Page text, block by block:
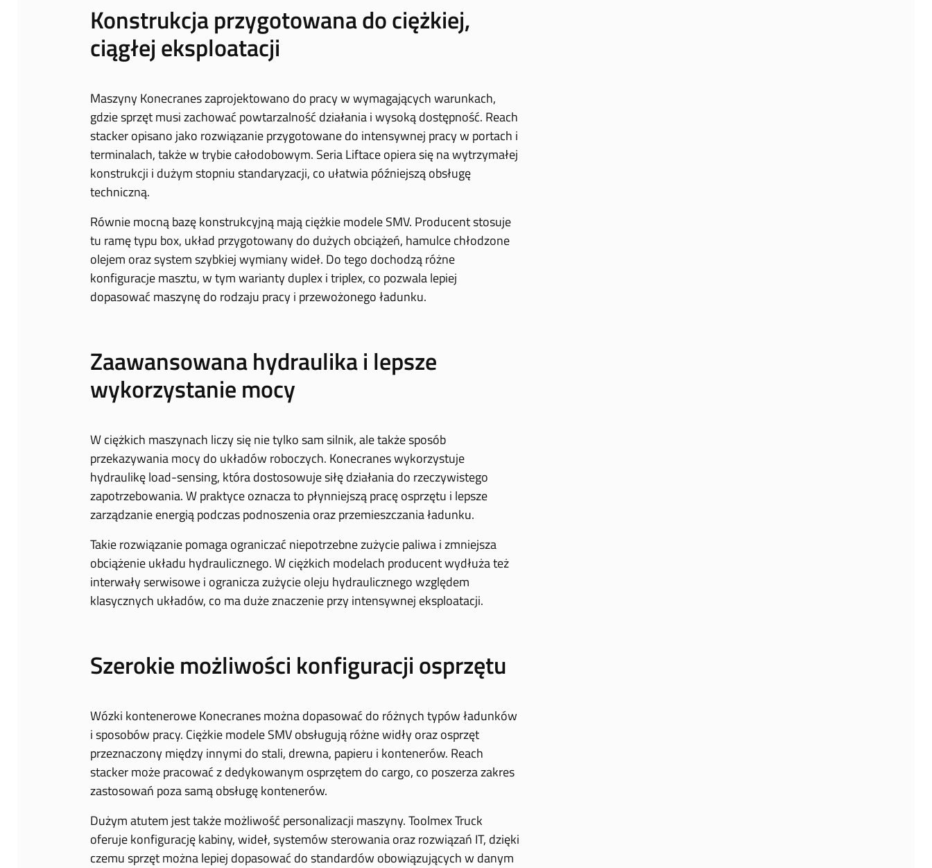
Konstrukcja przygotowana do ciężkiej,
ciągłej eksploatacji
Maszyny Konecranes zaprojektowano do pracy w wymagających warunkach,
gdzie sprzęt musi zachować powtarzalność działania i wysoką dostępność. Reach
stacker opisano jako rozwiązanie przygotowane do intensywnej pracy w portach i
terminalach, także w trybie całodobowym. Seria Liftace opiera się na wytrzymałej
konstrukcji i dużym stopniu standaryzacji, co ułatwia późniejszą obsługę
techniczną.
Równie mocną bazę konstrukcyjną mają ciężkie modele SMV. Producent stosuje
tu ramę typu box, układ przygotowany do dużych obciążeń, hamulce chłodzone
olejem oraz system szybkiej wymiany wideł. Do tego dochodzą różne
konfiguracje masztu, w tym warianty duplex i triplex, co pozwala lepiej
dopasować maszynę do rodzaju pracy i przewożonego ładunku.
Zaawansowana hydraulika i lepsze
wykorzystanie mocy
W ciężkich maszynach liczy się nie tylko sam silnik, ale także sposób
przekazywania mocy do układów roboczych. Konecranes wykorzystuje
hydraulikę load-sensing, która dostosowuje siłę działania do rzeczywistego
zapotrzebowania. W praktyce oznacza to płynniejszą pracę osprzętu i lepsze
zarządzanie energią podczas podnoszenia oraz przemieszczania ładunku.
Takie rozwiązanie pomaga ograniczać niepotrzebne zużycie paliwa i zmniejsza
obciążenie układu hydraulicznego. W ciężkich modelach producent wydłuża też
interwały serwisowe i ogranicza zużycie oleju hydraulicznego względem
klasycznych układów, co ma duże znaczenie przy intensywnej eksploatacji.
Szerokie możliwości konfiguracji osprzętu
Wózki kontenerowe Konecranes można dopasować do różnych typów ładunków
i sposobów pracy. Ciężkie modele SMV obsługują różne widły oraz osprzęt
przeznaczony między innymi do stali, drewna, papieru i kontenerów. Reach
stacker może pracować z dedykowanym osprzętem do cargo, co poszerza zakres
zastosowań poza samą obsługę kontenerów.
Dużym atutem jest także możliwość personalizacji maszyny. Toolmex Truck
oferuje konfigurację kabiny, wideł, systemów sterowania oraz rozwiązań IT, dzięki
czemu sprzęt można lepiej dopasować do standardów obowiązujących w danym